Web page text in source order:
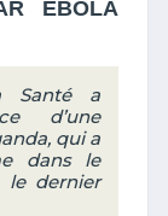
EBOLA
Santé a
d’une
qui a
dans le
le dernier